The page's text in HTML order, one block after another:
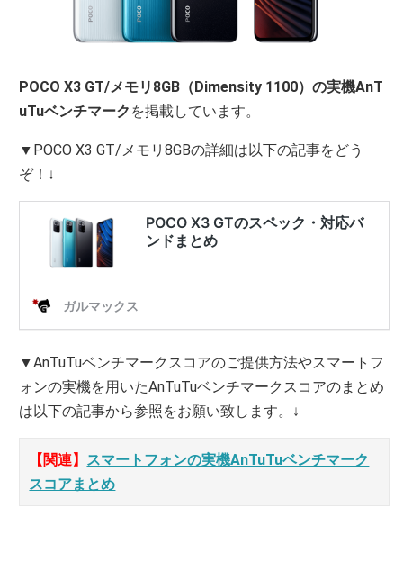
POCO X3 GT/メモリ8GB（Dimensity 1100）の実機AnT
uTuベンチマーク を掲載しています。
▼POCO X3 GT/メモリ8GBの詳細は以下の記事をどう
ぞ！↓
▼AnTuTuベンチマークスコアのご提供方法やスマートフ
ォンの実機を用いたAnTuTuベンチマークスコアのまとめ
は以下の記事から参照をお願い致します。↓
【関連】 スマートフォンの実機AnTuTuベンチマーク
スコアまとめ